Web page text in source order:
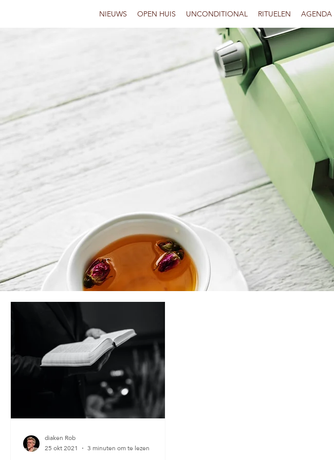
NIEUWS OPEN HUIS UNCONDITIONAL RITUELEN AGENDA
diaken Rob
25 okt 2021
3 minuten om te lezen